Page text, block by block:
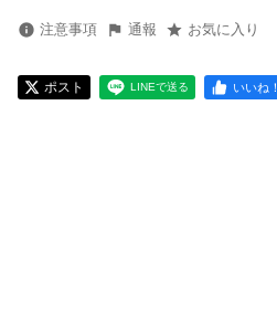
注意事項 通報 お気に入り
ポスト LINEで送る いいね！